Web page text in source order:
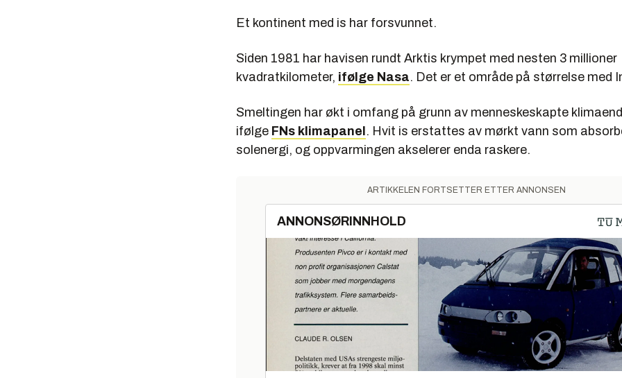
Et kontinent med is har forsvunnet.
Siden 1981 har havisen rundt Arktis krympet med nesten 3 millioner
kvadratkilometer, ifølge Nasa. Det er et område på størrelse med
Smeltingen har økt i omfang på grunn av menneskeskapte
ifølge FNs klimapanel . Hvit is erstattes av mørkt vann som
solenergi, og oppvarmingen akselerer enda raskere.
ARTIKKELEN FORTSETTER ETTER ANNONSEN
ANNONSØRINNHOLD